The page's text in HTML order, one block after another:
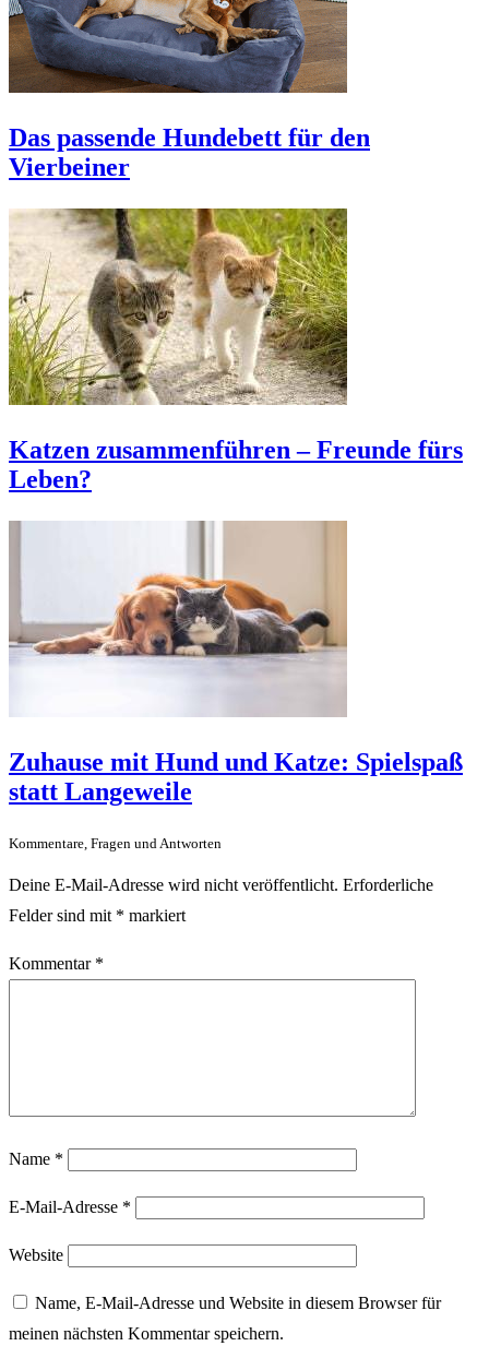
Das passende Hundebett für den
Vierbeiner
Katzen zusammenführen – Freunde fürs
Leben?
Zuhause mit Hund und Katze: Spielspaß
statt Langeweile
Kommentare, Fragen und Antworten
Deine E-Mail-Adresse wird nicht veröffentlicht. Erforderliche
Felder sind mit * markiert
Kommentar *
Name *
E-Mail-Adresse *
Website
Name, E-Mail-Adresse und Website in diesem Browser für
meinen nächsten Kommentar speichern.